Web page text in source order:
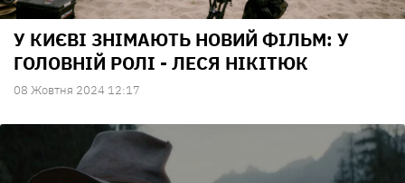
У КИЄВІ ЗНІМАЮТЬ НОВИЙ ФІЛЬМ: У
ГОЛОВНІЙ РОЛІ - ЛЕСЯ НІКІТЮК
08 Жовтня 2024 12:17